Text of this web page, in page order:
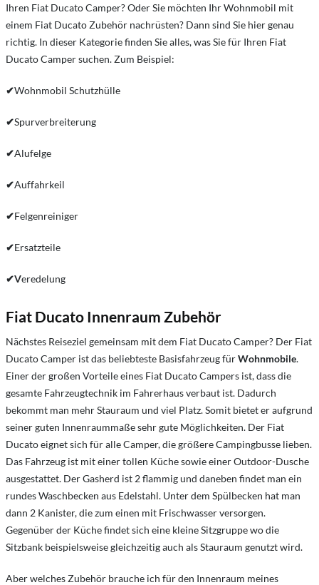
Ihren Fiat Ducato Camper? Oder Sie möchten Ihr Wohnmobil mit
einem Fiat Ducato Zubehör nachrüsten? Dann sind Sie hier genau
richtig. In dieser Kategorie finden Sie alles, was Sie für Ihren Fiat
Ducato Camper suchen. Zum Beispiel:
✔Wohnmobil Schutzhülle
✔Spurverbreiterung
✔Alufelge
✔Auffahrkeil
✔Felgenreiniger
✔Ersatzteile
✔Veredelung
Fiat Ducato Innenraum Zubehör
Nächstes Reiseziel gemeinsam mit dem Fiat Ducato Camper? Der Fiat
Ducato Camper ist das beliebteste Basisfahrzeug fürWohnmobile.
Einer der großen Vorteile eines Fiat Ducato Campers ist, dass die
gesamte Fahrzeugtechnik im Fahrerhaus verbaut ist. Dadurch
bekommt man mehr Stauraum und viel Platz. Somit bietet er aufgrund
seiner guten Innenraummaße sehr gute Möglichkeiten. Der Fiat
Ducato eignet sich für alle Camper, die größere Campingbusse lieben.
Das Fahrzeug ist mit einer tollen Küche sowie einer Outdoor-Dusche
ausgestattet. Der Gasherd ist 2 flammig und daneben findet man ein
rundes Waschbecken aus Edelstahl. Unter dem Spülbecken hat man
dann 2 Kanister, die zum einen mit Frischwasser versorgen.
Gegenüber der Küche findet sich eine kleine Sitzgruppe wo die
Sitzbank beispielsweise gleichzeitig auch als Stauraum genutzt wird.
Aber welches Zubehör brauche ich für den Innenraum meines